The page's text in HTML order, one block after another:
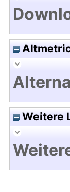
Weitere